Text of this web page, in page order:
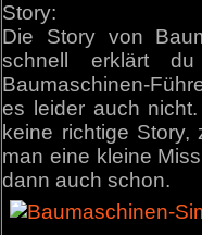
Story:
Die Story von
schnell erklärt
Baumaschinen-
es leider auch
keine richtige
man eine kleine
dann auch schon.